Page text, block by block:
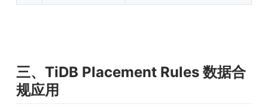
三、TiDB Placement Rules 数据合
规应用